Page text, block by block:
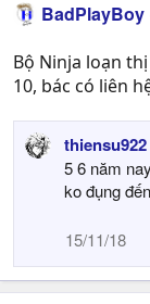
BadPlayBoy
Bộ Ninja loạn
10, bác có liên
thiensu922
5 6 năm
ko đụng
15/11/18